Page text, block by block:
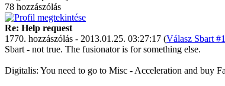
78 hozzászólás
Re: Help request
1770. hozzászólás - 2013.01.25. 03:27:17 (Válasz Sbart
Sbart - not true. The fusionator is for something else.
Digitalis: You need to go to Misc - Acceleration and buy